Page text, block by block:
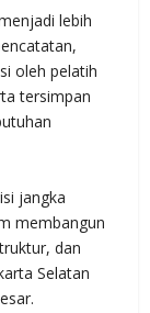
lebih
oleh pelatih
tersimpan
jangka
membangun
dan
Selatan